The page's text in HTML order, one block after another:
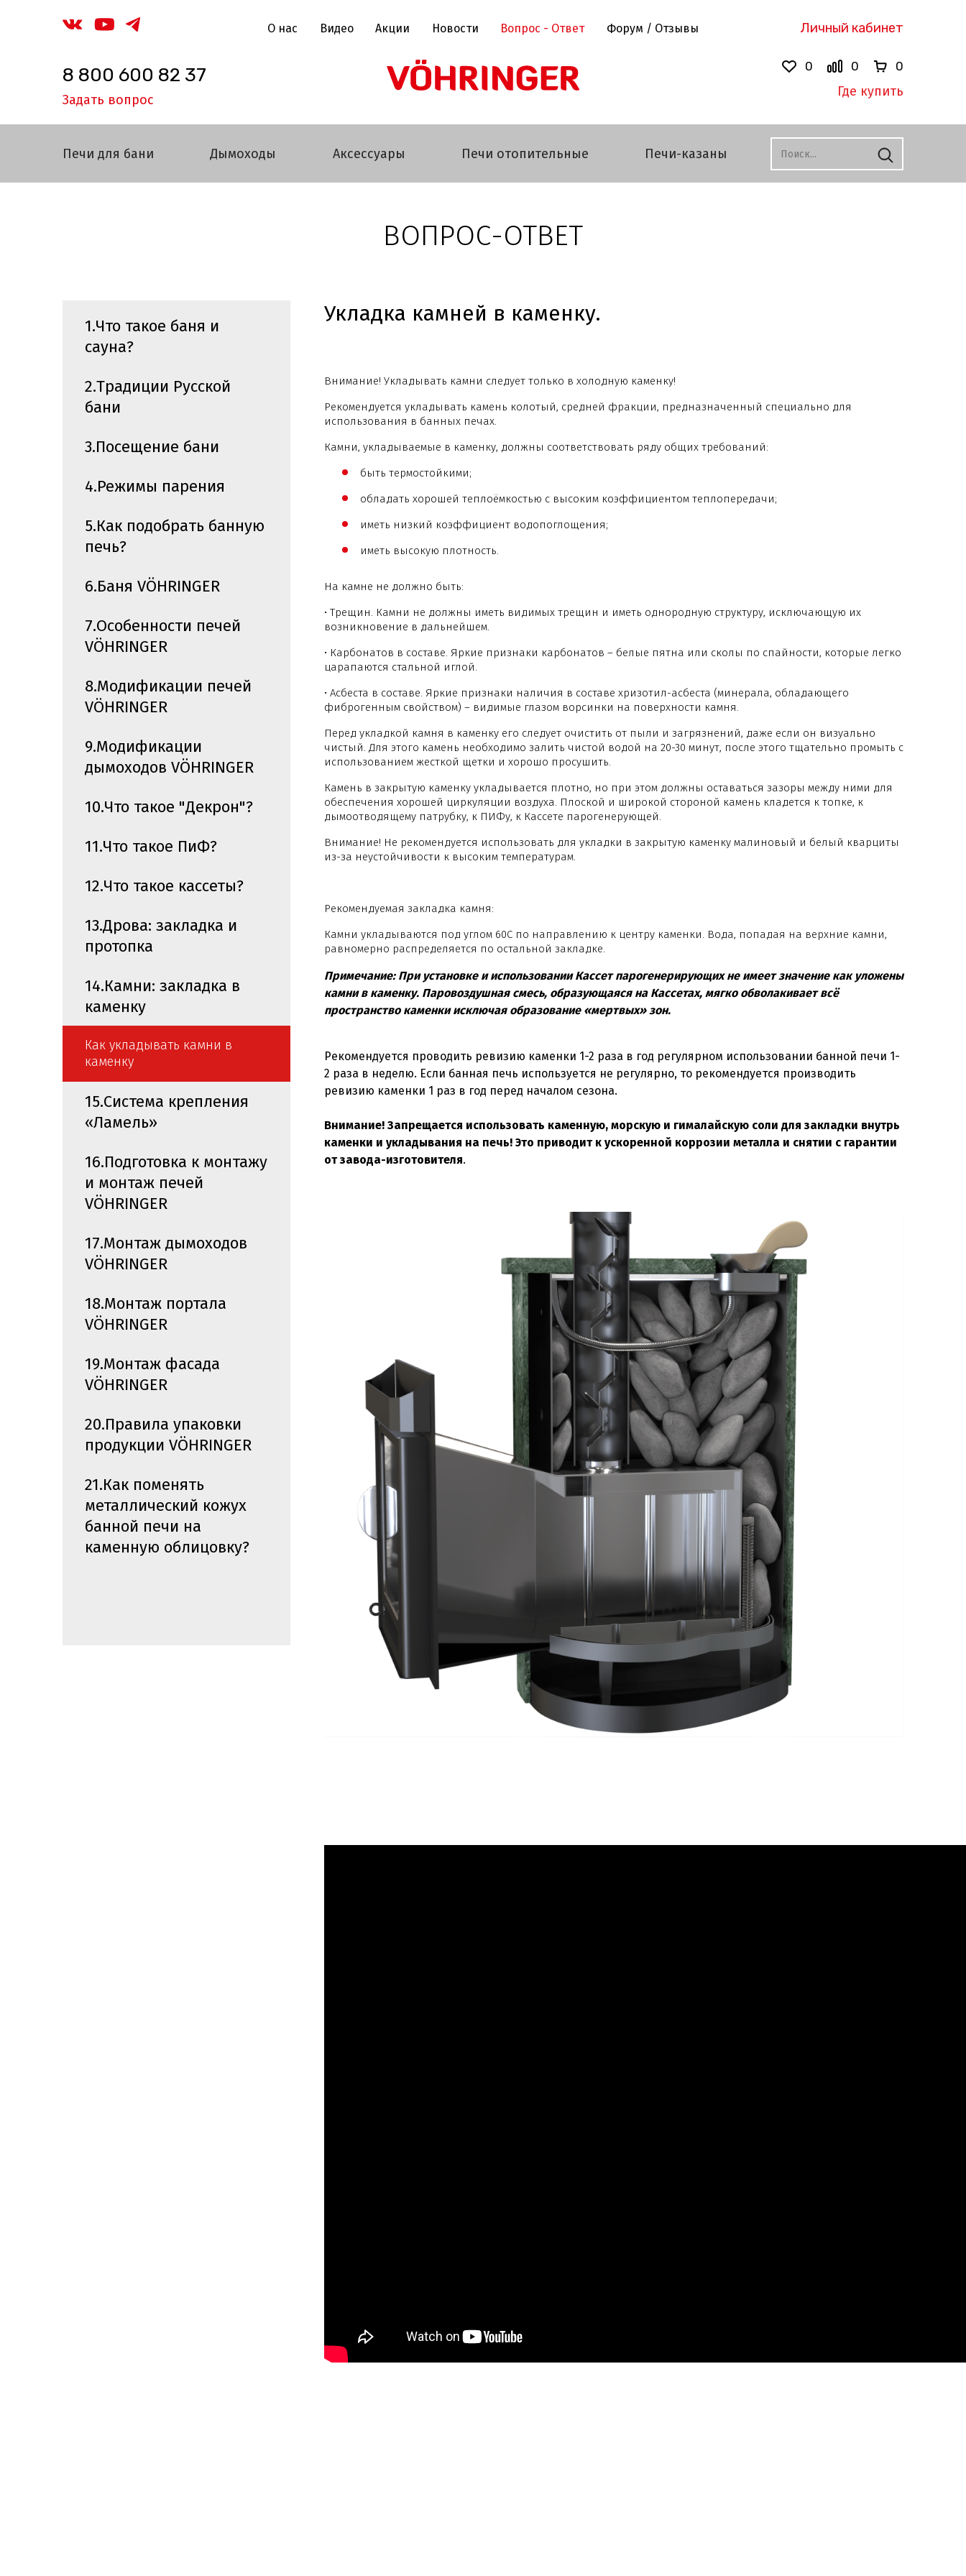
8 800 600 82 37
Задать вопрос
О нас Видео Акции Новости Вопрос - Ответ Форум / Отзывы Личный кабинет
0 0 0
Где купить
Печи для бани Дымоходы Аксессуары Печи отопительные Печи-казаны
ВОПРОС-ОТВЕТ
1.Что такое баня и
сауна?
2.Традиции Русской
бани
3.Посещение бани
4.Режимы парения
5.Как подобрать банную
печь?
6.Баня VÖHRINGER
7.Особенности печей
VÖHRINGER
8.Модификации печей
VÖHRINGER
9.Модификации
дымоходов VÖHRINGER
10.Что такое "Декрон"?
11.Что такое ПиФ?
12.Что такое кассеты?
13.Дрова: закладка и
протопка
14.Камни: закладка в
каменку
Как укладывать камни в
каменку
15.Система крепления
«Ламель»
16.Подготовка к монтажу
и монтаж печей
VÖHRINGER
17.Монтаж дымоходов
VÖHRINGER
18.Монтаж портала
VÖHRINGER
19.Монтаж фасада
VÖHRINGER
20.Правила упаковки
продукции VÖHRINGER
21.Как поменять
металлический кожух
банной печи на
каменную облицовку?
Укладка камней в каменку.
Внимание! Укладывать камни следует только в холодную каменку!
Рекомендуется укладывать камень колотый, средней фракции, предназначенный специально для
использования в банных печах.
Камни, укладываемые в каменку, должны соответствовать ряду общих требований:
быть термостойкими;
обладать хорошей теплоёмкостью с высоким коэффициентом теплопередачи;
иметь низкий коэффициент водопоглощения;
иметь высокую плотность.
На камне не должно быть:
• Трещин. Камни не должны иметь видимых трещин и иметь однородную структуру, исключающую их
возникновение в дальнейшем.
• Карбонатов в составе. Яркие признаки карбонатов – белые пятна или сколы по спайности, которые легко
царапаются стальной иглой.
• Асбеста в составе. Яркие признаки наличия в составе хризотил-асбеста (минерала, обладающего
фиброгенным свойством) – видимые глазом ворсинки на поверхности камня.
Перед укладкой камня в каменку его следует очистить от пыли и загрязнений, даже если он визуально
чистый. Для этого камень необходимо залить чистой водой на 20-30 минут, после этого тщательно промыть с
использованием жесткой щетки и хорошо просушить.
Камень в закрытую каменку укладывается плотно, но при этом должны оставаться зазоры между ними для
обеспечения хорошей циркуляции воздуха. Плоской и широкой стороной камень кладется к топке, к
дымоотводящему патрубку, к ПИФу, к Кассете парогенерующей.
Внимание! Не рекомендуется использовать для укладки в закрытую каменку малиновый и белый кварциты
из-за неустойчивости к высоким температурам.
Рекомендуемая закладка камня:
Камни укладываются под углом 60С по направлению к центру каменки. Вода, попадая на верхние камни,
равномерно распределяется по остальной закладке.
Примечание: При установке и использовании Кассет парогенерирующих не имеет значение как уложены
камни в каменку. Паровоздушная смесь, образующаяся на Кассетах, мягко обволакивает всё
пространство каменки исключая образование «мертвых» зон.
Рекомендуется проводить ревизию каменки 1-2 раза в год регулярном использовании банной печи 1-
2 раза в неделю. Если банная печь используется не регулярно, то рекомендуется производить
ревизию каменки 1 раз в год перед началом сезона.
Внимание! Запрещается использовать каменную, морскую и гималайскую соли для закладки внутрь
каменки и укладывания на печь! Это приводит к ускоренной коррозии металла и снятии с гарантии
от завода-изготовителя.